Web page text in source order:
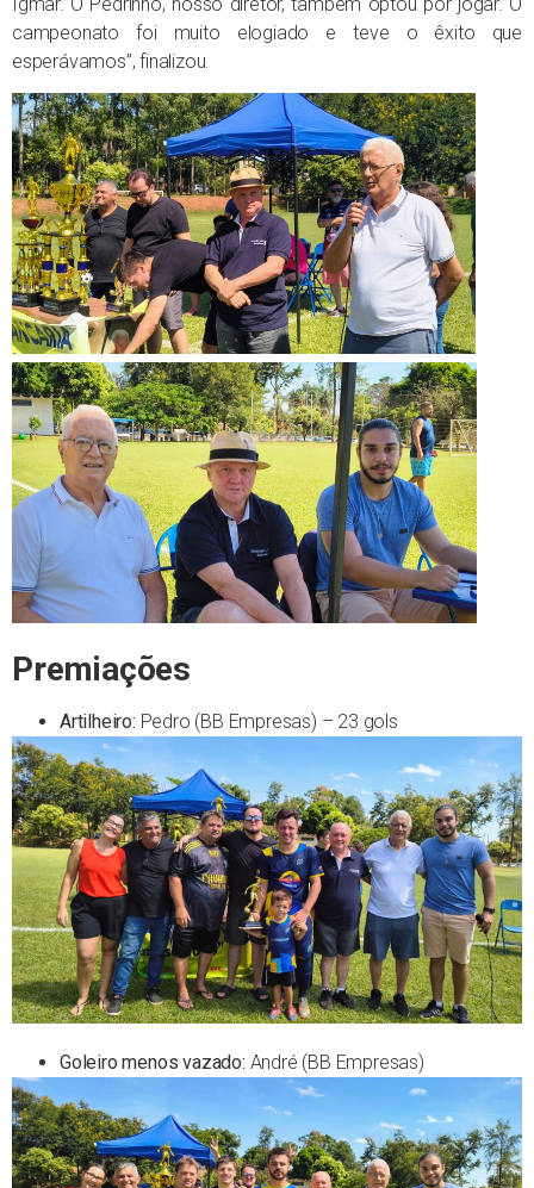
campeonato foi muito elogiado e teve o êxito que
esperávamos”, finalizou.
Premiações
Artilheiro: Pedro (BB Empresas) – 23 gols
Goleiro menos vazado: André (BB Empresas)